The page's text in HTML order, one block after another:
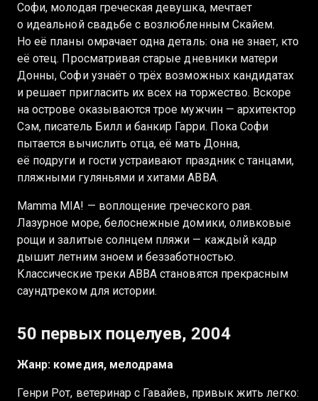
Софи, молодая греческая девушка, мечтает
о идеальной свадьбе с возлюбленным Скайем.
Но её планы омрачает одна деталь: она не знает, кто
её отец. Просматривая старые дневники матери
Донны, Софи узнаёт о трёх возможных кандидатах
и решает пригласить их всех на торжество. Вскоре
на острове оказываются трое мужчин — архитектор
Сэм, писатель Билл и банкир Гарри. Пока Софи
пытается вычислить отца, её мать Донна,
её подруги и гости устраивают праздник с танцами,
пляжными гуляньями и хитами ABBA.
Mamma MIA! — воплощение греческого рая.
Лазурное море, белоснежные домики, оливковые
рощи и залитые солнцем пляжи — каждый кадр
дышит летним зноем и беззаботностью.
Классические треки ABBA становятся прекрасным
саундтреком для истории.
50 первых поцелуев, 2004
Жанр: комедия, мелодрама
Генри Рот, ветеринар с Гавайев, привык жить легко: